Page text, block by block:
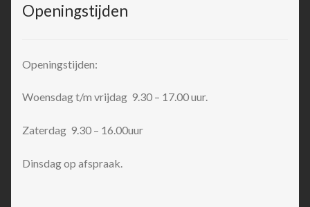
Openingstijden
Openingstijden:
Woensdag t/m vrijdag 9.30 – 17.00 uur.
Zaterdag 9.30 – 16.00uur
Dinsdag op afspraak.